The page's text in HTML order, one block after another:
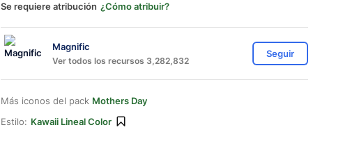
Se requiere atribución ¿Cómo atribuir?
Magnific
Ver todos los recursos 3,282,832
Seguir
Más iconos del pack Mothers Day
Estilo: Kawaii Lineal Color